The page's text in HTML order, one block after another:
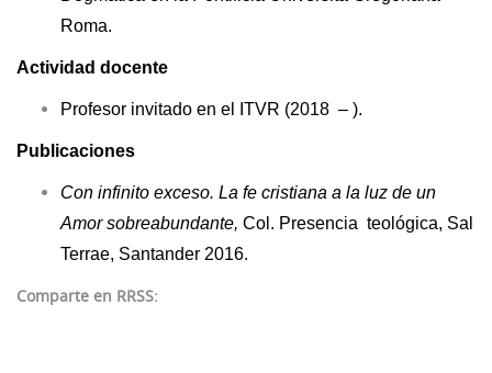
Roma.
Actividad docente
Profesor invitado en el ITVR (2018 – ).
Publicaciones
Con infinito exceso. La fe cristiana a la luz de un
Amor sobreabundante, Col. Presencia teológica, Sal
Terrae, Santander 2016.
Comparte en RRSS: